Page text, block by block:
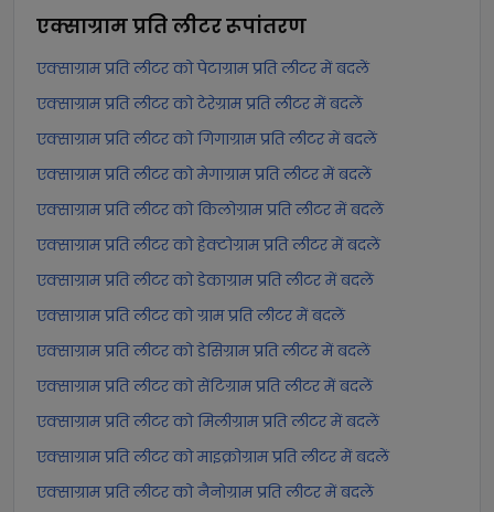
एक्साग्राम प्रति लीटररूपांतरण
एक्साग्राम प्रति लीटर को पेटाग्राम प्रति लीटर में बदलें
एक्साग्राम प्रति लीटर को टेरेग्राम प्रति लीटर में बदलें
एक्साग्राम प्रति लीटर को गिगाग्राम प्रति लीटर में बदलें
एक्साग्राम प्रति लीटर को मेगाग्राम प्रति लीटर में बदलें
एक्साग्राम प्रति लीटर को किलोग्राम प्रति लीटर में बदलें
एक्साग्राम प्रति लीटर को हेक्टोग्राम प्रति लीटर में बदलें
एक्साग्राम प्रति लीटर को डेकाग्राम प्रति लीटर में बदलें
एक्साग्राम प्रति लीटर को ग्राम प्रति लीटर में बदलें
एक्साग्राम प्रति लीटर को डेसिग्राम प्रति लीटर में बदलें
एक्साग्राम प्रति लीटर को सेंटिग्राम प्रति लीटर में बदलें
एक्साग्राम प्रति लीटर को मिलीग्राम प्रति लीटर में बदलें
एक्साग्राम प्रति लीटर को माइक्रोग्राम प्रति लीटर में बदलें
एक्साग्राम प्रति लीटर को नैनोग्राम प्रति लीटर में बदलें